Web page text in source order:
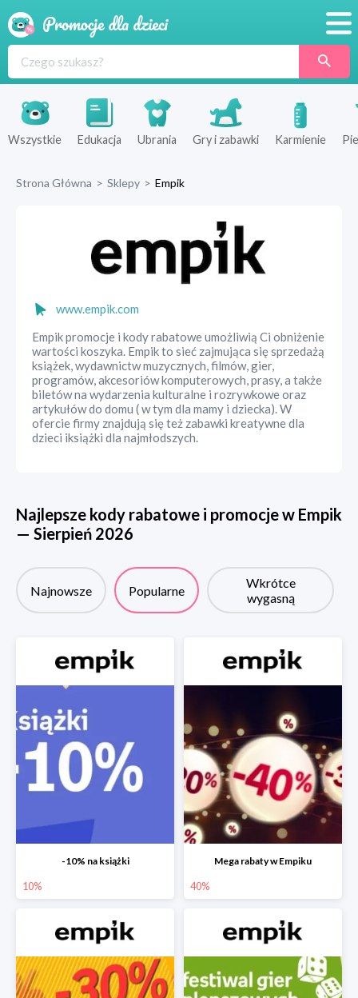
Produkty
Sklepy
Wszystkie Edukacja Ubrania Gry i zabawki Karmienie
Strona Główna > Sklepy > Empik
www.empik.com
Empik promocje i kody rabatowe umożliwią Ci obniżenie
wartości koszyka. Empik to sieć zajmująca się sprzedażą
książek, wydawnictw muzycznych, filmów, gier,
programów, akcesoriów komputerowych, prasy, a także
biletów na wydarzenia kulturalne i rozrywkowe oraz
artykułów do domu ( w tym dla mamy i dziecka). W
ofercie firmy znajdują się też zabawki kreatywne dla
dzieci iksiążki dla najmłodszych.
Najlepsze kody rabatowe i promocje w Empik
— Sierpień 2026
Najnowsze Popularne
Wkrótce
wygasną
-10% na książki
10%
Mega rabaty w Empiku
40%